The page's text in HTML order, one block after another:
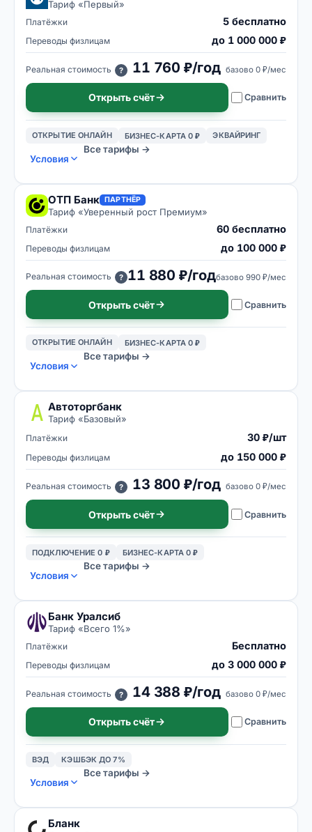
Тариф «Первый»
Платёжки 5 бесплатно
Переводы физлицам до 1 000 000 ₽
Реальная стоимость ? 11 760 ₽/год базово 0 ₽/мес
Открыть счёт Сравнить
ОТКРЫТИЕ ОНЛАЙН БИЗНЕС-КАРТА 0 ₽ ЭКВАЙРИНГ
Условия
Все тарифы →
ОТП Банк ПАРТНЁР
Тариф «Уверенный рост Премиум»
Платёжки 60 бесплатно
Переводы физлицам до 100 000 ₽
Реальная стоимость ? 11 880 ₽/годбазово 990 ₽/мес
Открыть счёт Сравнить
ОТКРЫТИЕ ОНЛАЙН БИЗНЕС-КАРТА 0 ₽
Условия
Все тарифы →
Автоторгбанк
Тариф «Базовый»
Платёжки 30 ₽/шт
Переводы физлицам до 150 000 ₽
Реальная стоимость ? 13 800 ₽/год базово 0 ₽/мес
Открыть счёт Сравнить
ПОДКЛЮЧЕНИЕ 0 ₽ БИЗНЕС-КАРТА 0 ₽
Условия
Все тарифы →
Банк Уралсиб
Тариф «Всего 1%»
Платёжки Бесплатно
Переводы физлицам до 3 000 000 ₽
Реальная стоимость ? 14 388 ₽/год базово 0 ₽/мес
Открыть счёт Сравнить
ВЭД КЭШБЭК ДО 7%
Условия
Все тарифы →
Бланк